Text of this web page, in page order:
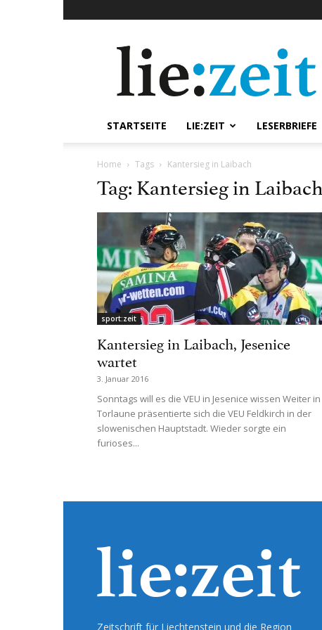
STARTSEITE LIE:ZEIT LESERBRIEFE
Home Tags Kantersieg in Laibach
Tag: Kantersieg in Laibach
sport:zeit
Kantersieg in Laibach, Jesenice
wartet
3. Januar 2016
Sonntags will es die VEU in Jesenice wissen Weiter in
Torlaune präsentierte sich die VEU Feldkirch in der
slowenischen Hauptstadt. Wieder sorgte ein
furioses...
Zeitschrift für Liechtenstein und die Region